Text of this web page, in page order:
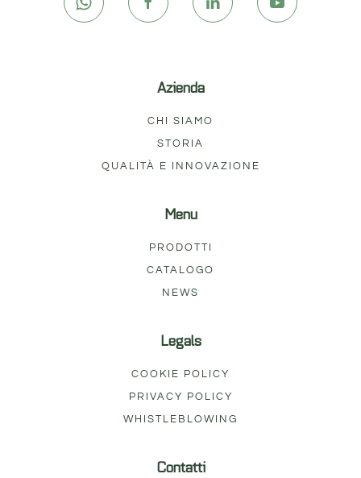
Azienda
CHI SIAMO
STORIA
QUALITÀ E INNOVAZIONE
Menu
PRODOTTI
CATALOGO
NEWS
Legals
COOKIE POLICY
PRIVACY POLICY
WHISTLEBLOWING
Contatti